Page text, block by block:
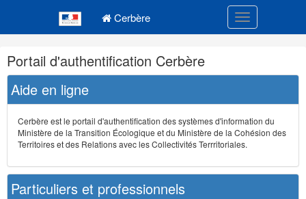
Cerbère Toggle
Navigation
et
outils
annexes
Portail d'authentification Cerbère
Aide en ligne
Cerbère est le portail d'authentification des systèmes d'information du
Ministère de la Transition Écologique et du Ministère de la Cohésion des
Territoires et des Relations avec les Collectivités Terrritoriales.
Particuliers et professionnels